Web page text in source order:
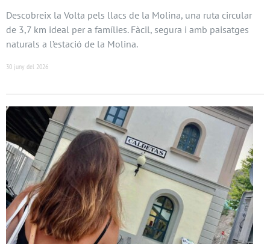
Descobreix la Volta pels llacs de la Molina, una ruta circular
de 3,7 km ideal per a famílies. Fàcil, segura i amb paisatges
naturals a l’estació de la Molina.
30 juny del 2026